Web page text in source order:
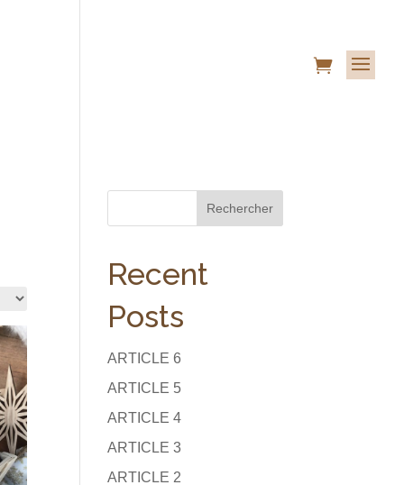

Rechercher
Recent
Posts
ARTICLE 6
ARTICLE 5
ARTICLE 4
ARTICLE 3
ARTICLE 2